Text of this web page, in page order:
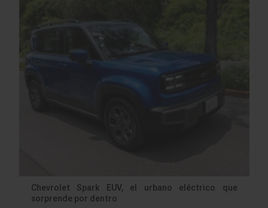
Chevrolet Spark EUV, el urbano eléctrico que
sorprende por dentro